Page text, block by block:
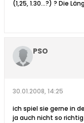
(1,25, 1.30...?) ? Die
PSO
30.01.2008, 14:25
ich spiel sie gerne in
ja auch nicht so